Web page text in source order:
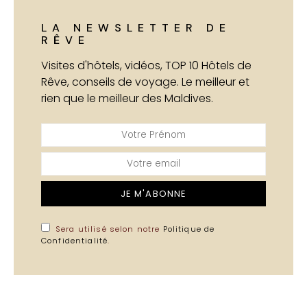
LA NEWSLETTER DE
RÊVE
Visites d'hôtels, vidéos, TOP 10 Hôtels de
Rêve, conseils de voyage. Le meilleur et
rien que le meilleur des Maldives.
JE M'ABONNE
Sera utilisé selon notre Politique de
Confidentialité.